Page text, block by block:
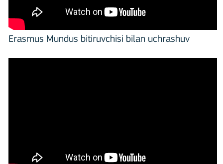
Erasmus Mundus bitiruvchisi bilan uchrashuv